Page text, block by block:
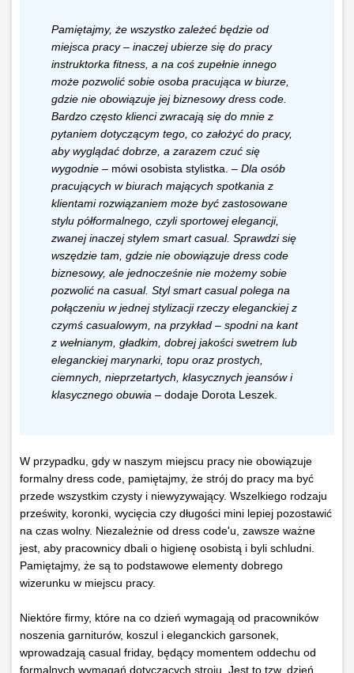
Pamiętajmy, że wszystko zależeć będzie od
miejsca pracy – inaczej ubierze się do pracy
instruktorka fitness, a na coś zupełnie innego
może pozwolić sobie osoba pracująca w biurze,
gdzie nie obowiązuje jej biznesowy dress code.
Bardzo często klienci zwracają się do mnie z
pytaniem dotyczącym tego, co założyć do pracy,
aby wyglądać dobrze, a zarazem czuć się
wygodnie – mówi osobista stylistka. – Dla osób
pracujących w biurach mających spotkania z
klientami rozwiązaniem może być zastosowane
stylu półformalnego, czyli sportowej elegancji,
zwanej inaczej stylem smart casual. Sprawdzi się
wszędzie tam, gdzie nie obowiązuje dress code
biznesowy, ale jednocześnie nie możemy sobie
pozwolić na casual. Styl smart casual polega na
połączeniu w jednej stylizacji rzeczy eleganckiej z
czymś casualowym, na przykład – spodni na kant
z wełnianym, gładkim, dobrej jakości swetrem lub
eleganckiej marynarki, topu oraz prostych,
ciemnych, nieprzetartych, klasycznych jeansów i
klasycznego obuwia – dodaje Dorota Leszek.
W przypadku, gdy w naszym miejscu pracy nie obowiązuje
formalny dress code, pamiętajmy, że strój do pracy ma być
przede wszystkim czysty i niewyzywający. Wszelkiego rodzaju
prześwity, koronki, wycięcia czy długości mini lepiej pozostawić
na czas wolny. Niezależnie od dress code'u, zawsze ważne
jest, aby pracownicy dbali o higienę osobistą i byli schludni.
Pamiętajmy, że są to podstawowe elementy dobrego
wizerunku w miejscu pracy.
Niektóre firmy, które na co dzień wymagają od pracowników
noszenia garniturów, koszul i eleganckich garsonek,
wprowadzają casual friday, będący momentem oddechu od
formalnych wymagań dotyczących stroju. Jest to tzw. dzień